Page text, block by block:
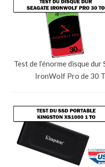
Test de l’énorme disque dur
IronWolf Pro de 30